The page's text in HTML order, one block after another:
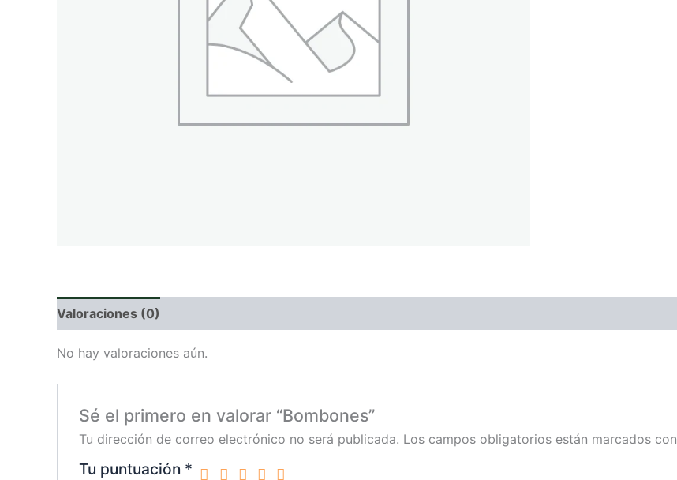
Valoraciones (0)
No hay valoraciones aún.
Sé el primero en valorar “Bombones”
Tu dirección de correo electrónico no será publicada. Los campos obligatorios están marcados con
Tu puntuación *